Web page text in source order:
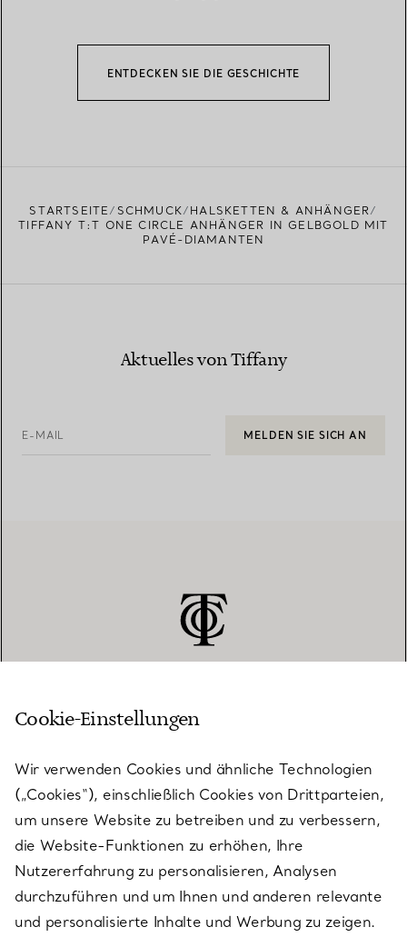
ENTDECKEN SIE DIE GESCHICHTE
STARTSEITE SCHMUCK
HALSKETTEN & ANHÄNGER
TIFFANY T:T ONE CIRCLE ANHÄNGER IN GELBGOLD MIT
PAVÉ-DIAMANTEN
Aktuelles von Tiffany
E-MAIL MELDEN SIE SICH AN
KUNDENSERVICE
SERVICES
ÜBER TIFFANY & CO.
Cookie-Einstellungen
Wir verwenden Cookies und ähnliche Technologien
(„Cookies“), einschließlich Cookies von Drittparteien,
um unsere Website zu betreiben und zu verbessern,
die Website-Funktionen zu erhöhen, Ihre
Nutzererfahrung zu personalisieren, Analysen
durchzuführen und um Ihnen und anderen relevante
und personalisierte Inhalte und Werbung zu zeigen.